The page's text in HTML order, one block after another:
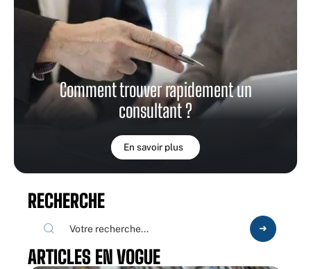
Comment trouver rapidement un
consultant ?
En savoir plus
RECHERCHE
ARTICLES EN VOGUE